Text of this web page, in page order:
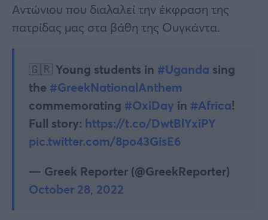
Αντώνιου που διαλαλεί την έκφραση της
πατρίδας μας στα βάθη της Ουγκάντα.
🇬🇷 Young students in #Uganda sing
the #GreekNationalAnthem
commemorating #OxiDay in #Africa!
Full story: https://t.co/DwtBlYxiPY
pic.twitter.com/8po43GisE6
— Greek Reporter (@GreekReporter)
October 28, 2022